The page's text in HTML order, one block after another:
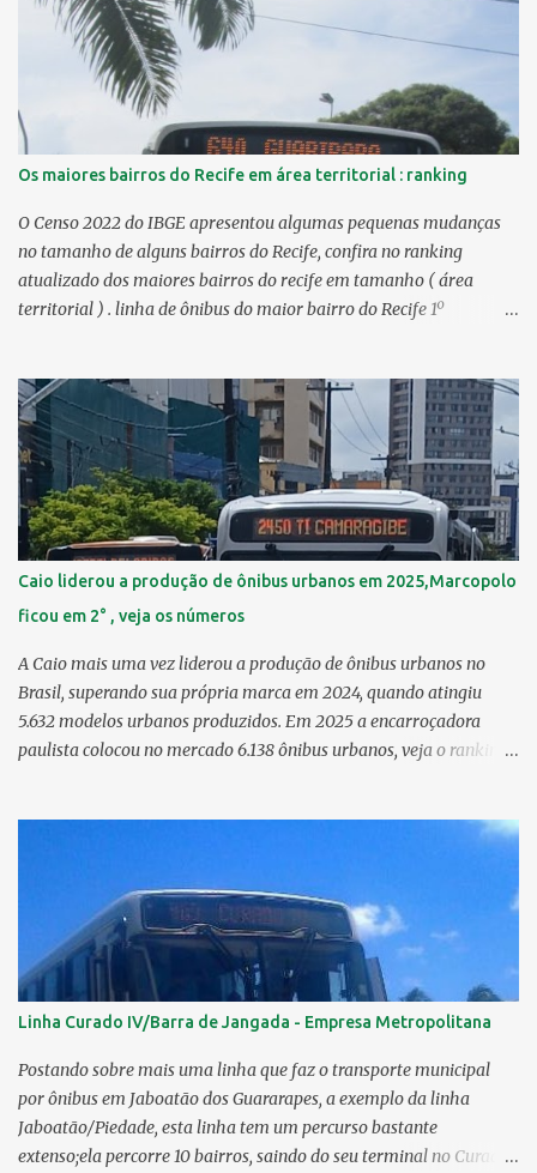
Os maiores bairros do Recife em área territorial : ranking
O Censo 2022 do IBGE apresentou algumas pequenas mudanças
no tamanho de alguns bairros do Recife, confira no ranking
atualizado dos maiores bairros do recife em tamanho ( área
territorial ) . linha de ônibus do maior bairro do Recife 1º
Curado 7,98 km² 5º Boa Viagem 7,76 km² > no Censo 2010 : 7,53
km² 6º Imbiribeira 6,65 km² > no Censo 2010 : 6,66 km² 7º Pina
6,29 km² 8º Dois Irmãos 5,85 km² 9º Barro 4,54 km² 10º Iputinga
4,33 km² > no Censo 2010 : 4,34 km² 11º Cohab 4,33 km² > no
Censo 2010: 4,26 km² 12º Passarinho 4,06 km² 13º Santo Amaro
3,80 km² 14º Afogados 3,69 km² 15º Cordeiro 3,40 km² 16º São José
3,26 km² 17º Dois Unidos 3,12 km² 18...
Caio liderou a produção de ônibus urbanos em 2025,Marcopolo
ficou em 2° , veja os números
A Caio mais uma vez liderou a produção de ônibus urbanos no
Brasil, superando sua própria marca em 2024, quando atingiu
5.632 modelos urbanos produzidos. Em 2025 a encarroçadora
paulista colocou no mercado 6.138 ônibus urbanos, veja o ranking
Ônibus , a Volare, que não faz parte da associação, fabricou neste
ano, 327 modelos urbanos. O que aconteceu com a Comil ? A Comil
vem de um processo de recuperação judicial e fechamento de filial,
o que em 2025 fez com que a encarroçadora só produzisse 16
unidades de ônibus urbanos, a empresa têm mantido o foco em
rodoviários, ficando em segundo lugar na produção, perdendo
apenas para a Marcopolo. O último modelo urbano lançado pela
Comil foi o Svelto BRS 2019. Em solo pernambucano uma das
últimas aquis...
Linha Curado IV/Barra de Jangada - Empresa Metropolitana
Postando sobre mais uma linha que faz o transporte municipal
por ônibus em Jaboatão dos Guararapes, a exemplo da linha
Jaboatão/Piedade, esta linha tem um percurso bastante
extenso;ela percorre 10 bairros, saindo do seu terminal no Curado